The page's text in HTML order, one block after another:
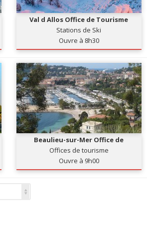
Val d Allos Office de Tourisme
Stations de Ski
Ouvre à 8h30
Beaulieu-sur-Mer Office de
tourisme
Offices de tourisme
Ouvre à 9h00